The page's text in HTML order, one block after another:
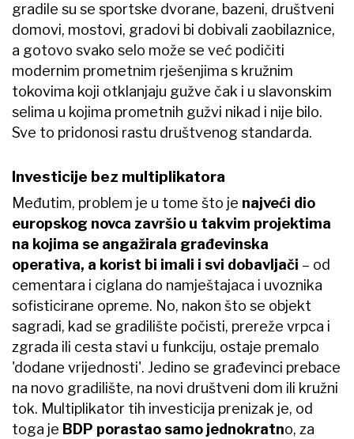
gradile su se sportske dvorane, bazeni, društveni
domovi, mostovi, gradovi bi dobivali zaobilaznice,
a gotovo svako selo može se već podičiti
modernim prometnim rješenjima s kružnim
tokovima koji otklanjaju gužve čak i u slavonskim
selima u kojima prometnih gužvi nikad i nije bilo.
Sve to pridonosi rastu društvenog standarda.
Investicije bez multiplikatora
Međutim, problem je u tome što je najveći dio
europskog novca završio u takvim projektima
na kojima se angažirala građevinska
operativa, a korist bi imali i svi dobavljači – od
cementara i ciglana do namještajaca i uvoznika
sofisticirane opreme. No, nakon što se objekt
sagradi, kad se gradilište počisti, prereže vrpca i
zgrada ili cesta stavi u funkciju, ostaje premalo
'dodane vrijednosti'. Jedino se građevinci prebace
na novo gradilište, na novi društveni dom ili kružni
tok. Multiplikator tih investicija prenizak je, od
toga je BDP porastao samo jednokratno, za